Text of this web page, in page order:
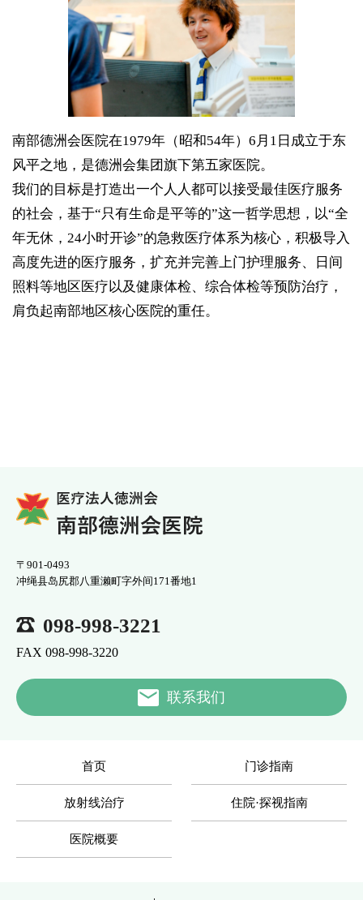
南部德洲会医院在1979年（昭和54年）6月1日成立于东
风平之地，是德洲会集团旗下第五家医院。
我们的目标是打造出一个人人都可以接受最佳医疗服务
的社会，基于“只有生命是平等的”这一哲学思想，以“全
年无休，24小时开诊”的急救医疗体系为核心，积极导入
高度先进的医疗服务，扩充并完善上门护理服务、日间
照料等地区医疗以及健康体检、综合体检等预防治疗，
肩负起南部地区核心医院的重任。
〒901-0493
冲绳县岛尻郡八重濑町字外间171番地1
098-998-3221
FAX 098-998-3220
联系我们
首页 门诊指南
放射线治疗 住院·探视指南
医院概要